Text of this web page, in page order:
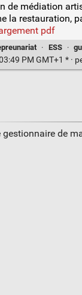
de médiation
la restauration,
pdf
· ESS ·
PM GMT+1 * ·
gestionnaire de